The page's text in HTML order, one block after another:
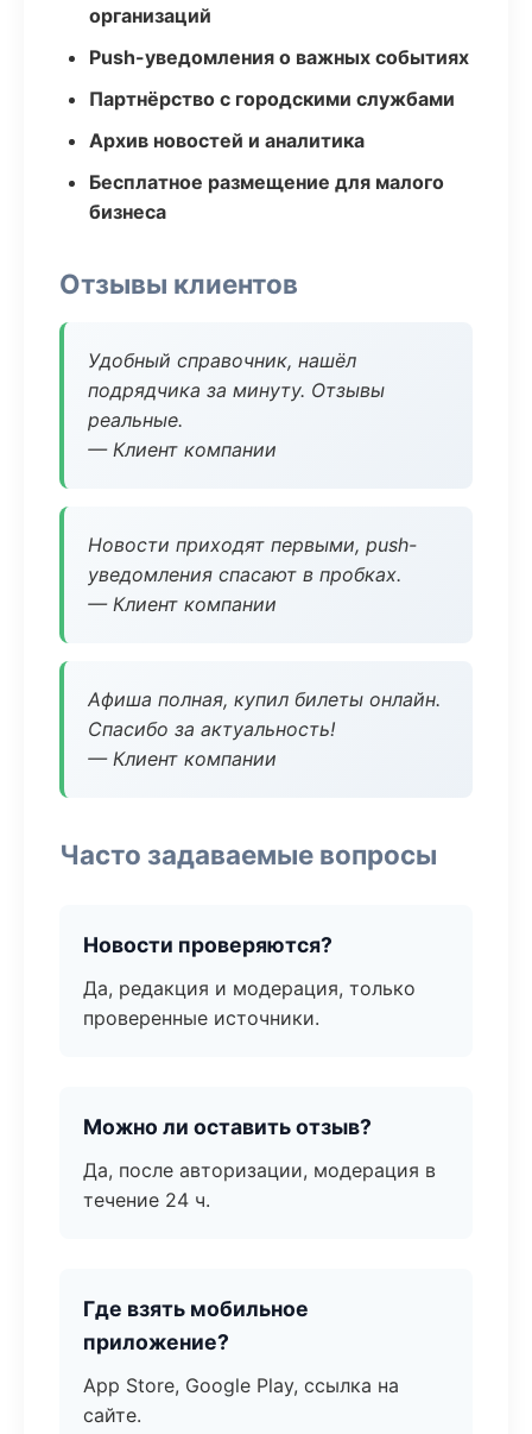
организаций
Push-уведомления о важных событиях
Партнёрство с городскими службами
Архив новостей и аналитика
Бесплатное размещение для малого
бизнеса
Отзывы клиентов
Удобный справочник, нашёл
подрядчика за минуту. Отзывы
реальные.
— Клиент компании
Новости приходят первыми, push-
уведомления спасают в пробках.
— Клиент компании
Афиша полная, купил билеты онлайн.
Спасибо за актуальность!
— Клиент компании
Часто задаваемые вопросы
Новости проверяются?
Да, редакция и модерация, только
проверенные источники.
Можно ли оставить отзыв?
Да, после авторизации, модерация в
течение 24 ч.
Где взять мобильное
приложение?
App Store, Google Play, ссылка на
сайте.